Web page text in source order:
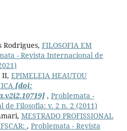
Rodrigues, FILOSOFIA EM
- Revista Internacional de
II, EPIMELEIA HEAUTOU
[doi:
, Problemata -
de Filosofia: v. 2 n. 2 (2011)
MESTRADO PROFISSIONAL
, Problemata - Revista